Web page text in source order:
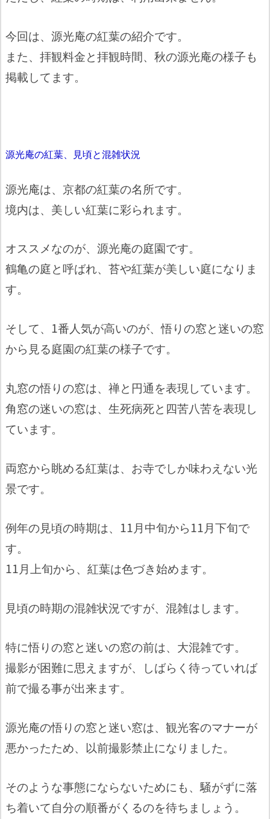
今回は、源光庵の紅葉の紹介です。
また、拝観料金と拝観時間、秋の源光庵の様子も
掲載してます。
源光庵の紅葉、見頃と混雑状況
源光庵は、京都の紅葉の名所です。
境内は、美しい紅葉に彩られます。
オススメなのが、源光庵の庭園です。
鶴亀の庭と呼ばれ、苔や紅葉が美しい庭になりま
す。
そして、1番人気が高いのが、悟りの窓と迷いの窓
から見る庭園の紅葉の様子です。
丸窓の悟りの窓は、禅と円通を表現しています。
角窓の迷いの窓は、生死病死と四苦八苦を表現し
ています。
両窓から眺める紅葉は、お寺でしか味わえない光
景です。
例年の見頃の時期は、11月中旬から11月下旬で
す。
11月上旬から、紅葉は色づき始めます。
見頃の時期の混雑状況ですが、混雑はします。
特に悟りの窓と迷いの窓の前は、大混雑です。
撮影が困難に思えますが、しばらく待っていれば
前で撮る事が出来ます。
源光庵の悟りの窓と迷い窓は、観光客のマナーが
悪かったため、以前撮影禁止になりました。
そのような事態にならないためにも、騒がずに落
ち着いて自分の順番がくるのを待ちましょう。